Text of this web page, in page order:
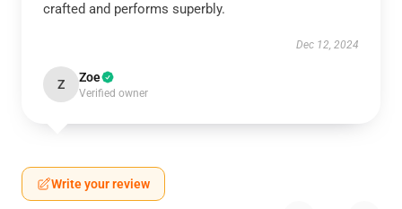
crafted and performs superbly.
Dec 12, 2024
Z Zoe
Verified owner
Write your review